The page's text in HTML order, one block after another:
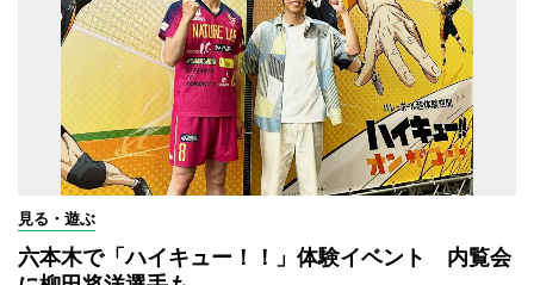
見る・遊ぶ
六本木で「ハイキュー！！」体験イベント 内覧会